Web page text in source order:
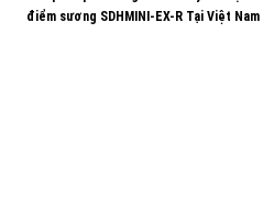
điểm sương SDHMINI-EX-R Tại Việt Nam